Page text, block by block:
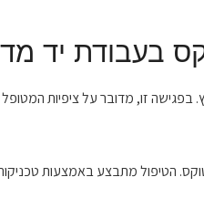
בעבודת יד
בפגישה זו, מדובר על ציפיות
הטיפול מתבצע באמצעות